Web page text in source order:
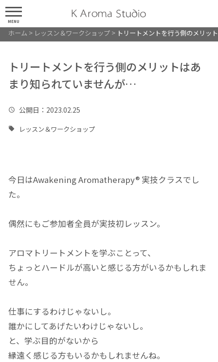
MENU
ホーム > レッスン＆ワークショップ> トリートメントを行う側のメリッ
トリートメントを行う側のメリットはあ
まり知られていませんが…
公開日 ：2023.02.25
レッスン＆ワークショップ
今日はAwakening Aromatherapy®︎ 実技クラスでし
た。
偶然にもご参加者全員が実技初レッスン。
アロマトリートメントを学ぶことって、
ちょっとハードルが高いと感じる方がいるかもしれま
せん。
仕事にするわけじゃないし。
誰かにしてあげたいわけじゃないし。
と、学ぶ目的がないから
縁遠く感じる方もいるかもしれませんね。